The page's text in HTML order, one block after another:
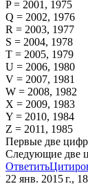
P = 2001, 1975
Q = 2002, 1976
R = 2003, 1977
S = 2004, 1978
T = 2005, 1979
U = 2006, 1980
V = 2007, 1981
W = 2008, 1982
X = 2009, 1983
Y = 2010, 1984
Z = 2011, 1985
Первые две
Следующие две
Ответить
22 янв. 2015 г.,